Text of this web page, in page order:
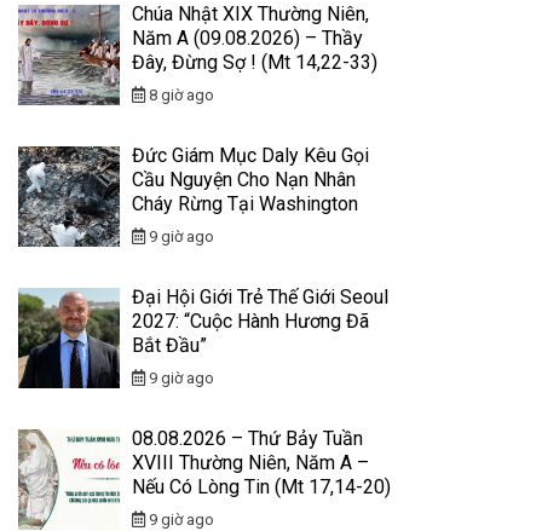
Chúa Nhật XIX Thường Niên,
Năm A (09.08.2026) – Thầy
Đây, Đừng Sợ ! (Mt 14,22-33)
8 giờ ago
Đức Giám Mục Daly Kêu Gọi
Cầu Nguyện Cho Nạn Nhân
Cháy Rừng Tại Washington
9 giờ ago
Đại Hội Giới Trẻ Thế Giới Seoul
2027: “Cuộc Hành Hương Đã
Bắt Đầu”
9 giờ ago
08.08.2026 – Thứ Bảy Tuần
XVIII Thường Niên, Năm A –
Nếu Có Lòng Tin (Mt 17,14-20)
9 giờ ago